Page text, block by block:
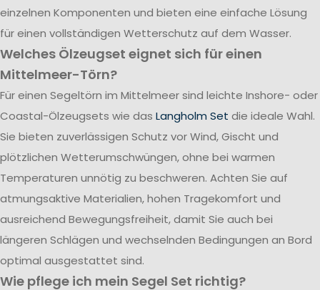
einzelnen Komponenten und bieten eine einfache Lösung
für einen vollständigen Wetterschutz auf dem Wasser.
Welches Ölzeugset eignet sich für einen
Mittelmeer-Törn?
Für einen Segeltörn im Mittelmeer sind leichte Inshore- oder
Coastal-Ölzeugsets wie das Langholm Set die ideale Wahl.
Sie bieten zuverlässigen Schutz vor Wind, Gischt und
plötzlichen Wetterumschwüngen, ohne bei warmen
Temperaturen unnötig zu beschweren. Achten Sie auf
atmungsaktive Materialien, hohen Tragekomfort und
ausreichend Bewegungsfreiheit, damit Sie auch bei
längeren Schlägen und wechselnden Bedingungen an Bord
optimal ausgestattet sind.
Wie pflege ich mein Segel Set richtig?